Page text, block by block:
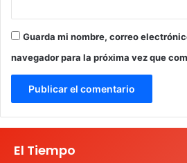
Guarda mi nombre, correo
navegador para la próxima vez que
El Tiempo